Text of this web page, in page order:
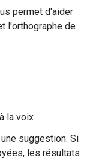
permet d'aider
l'orthographe de
la voix
suggestion. Si
les résultats